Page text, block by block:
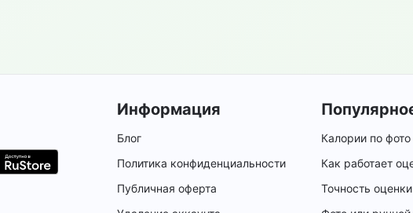
Информация
Блог
Политика конфиденциальности
Публичная оферта
Калории по фото
Как работает
Точность